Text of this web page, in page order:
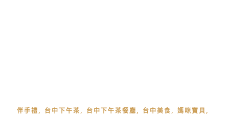
伴手禮, 台中下午茶, 台中下午茶餐廳, 台中美食, 媽咪寶貝,